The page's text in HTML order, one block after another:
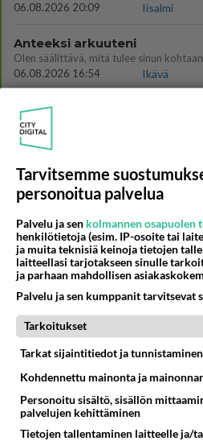
06.08.2026 20:09
Iisalmi
Anteeksi arkuuteni
06.08.2026 16:54
Ikävä
06.08.2026 03:24
kenen näköinen
kaivattusi on ?
07.08.2026 16:24
Mikä on ollut
Söpöintä välillämme?
06.08.2026 14:44
Ikävä
Hyvännäköinen pakkaus
Olet hyvännäköinen pakkaus nainen.
06.08.2026 13:03
Ikävä
Muistatko Mikkelin
07.08.2026 07:39
Maailman
Tarvitsemme
personoitua palvelua
Palvelu ja sen kolmannen osapuolen
henkilötietoja (esim. IP-osoite tai
ja muita teknisiä keinoja tietojen
laitteellasi tarjotakseen sinulle
ja parhaan mahdollisen
Palvelu ja sen kumppanit tarvitsevat
Tarkoitukset
Tarkat sijaintitiedot ja
Kohdennettu mainonta ja
Personoitu sisältö, sisällön
palvelujen kehittäminen
Tietojen tallentaminen laitteelle ja/